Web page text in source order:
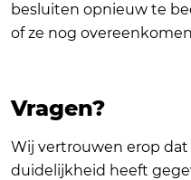
besluiten opnieuw te
of ze nog
Vragen?
Wij vertrouwen erop
duidelijkheid heeft